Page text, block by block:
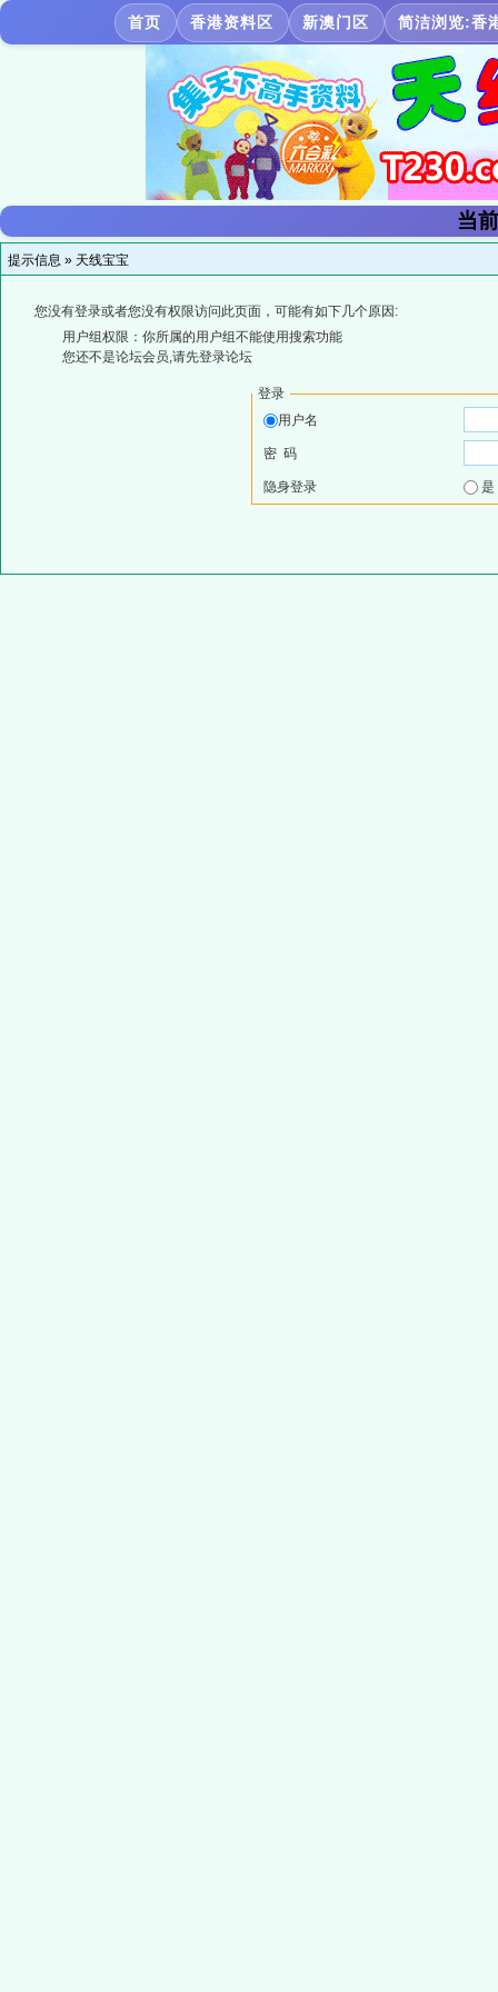
首页 香港资料区 新澳门区 简洁浏览:香
当
提示信息 » 天线宝宝
您没有登录或者您没有权限访问此页面，可能有如下几个原因:
用户组权限：你所属的用户组不能使用搜索功能
您还不是论坛会员,请先登录论坛
登录
用户名
密 码
隐身登录